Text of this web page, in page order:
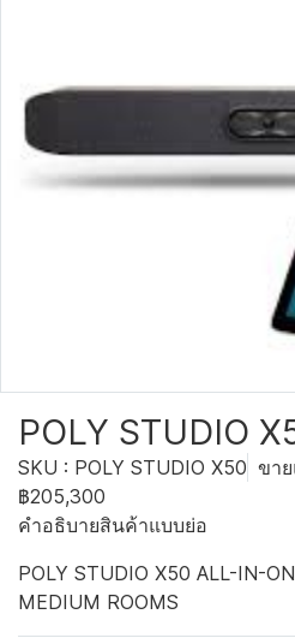
POLY STUDIO
SKU : POLY STUDIO X50 ขา
฿205,300
คำอธิบายสินค้าแบบย่อ
POLY STUDIO X50 ALL-IN-
MEDIUM ROOMS